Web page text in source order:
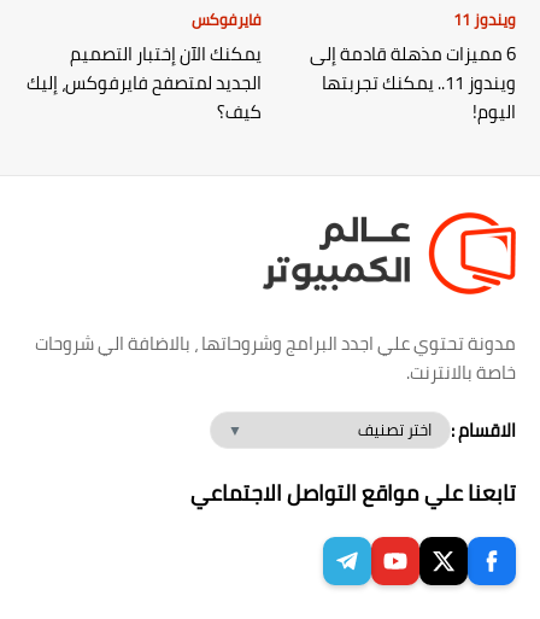
ويندوز 11
6 مميزات مذهلة قادمة إلى
ويندوز 11.. يمكنك تجربتها
اليوم!
فايرفوكس
يمكنك الآن إختبار التصميم
الجديد لمتصفح فايرفوكس، إليك
كيف؟
مدونة تحتوي علي اجدد البرامج وشروحاتها ، بالاضافة الي شروحات
خاصة بالانترنت.
الاقسام :
تابعنا علي مواقع التواصل الاجتماعي